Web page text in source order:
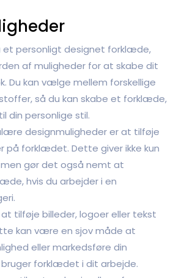
personligt designet forklæde,
af muligheder for at skabe dit
Du kan vælge mellem forskellige
så du kan skabe et forklæde,
din personlige stil.
designmuligheder er at tilføje
på forklædet. Dette giver ikke kun
gør det også nemt at
hvis du arbejder i en
tilføje billeder, logoer eller tekst
kan være en sjov måde at
eller markedsføre din
bruger forklædet i dit arbejde.